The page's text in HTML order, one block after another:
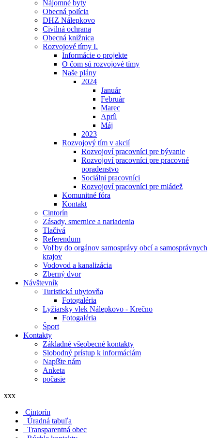
Nájomné byty
Obecná polícia
DHZ Nálepkovo
Civilná ochrana
Obecná knižnica
Rozvojové tímy I.
Informácie o projekte
O čom sú rozvojové tímy
Naše plány
2024
Január
Február
Marec
Apríl
Máj
2023
Rozvojový tím v akcií
Rozvojoví pracovníci pre bývanie
Rozvojoví pracovníci pre pracovné
poradenstvo
Sociálni pracovníci
Rozvojoví pracovníci pre mládež
Komunitné fóra
Kontakt
Cintorín
Zásady, smernice a nariadenia
Tlačivá
Referendum
Voľby do orgánov samosprávy obcí a samosprávnych
krajov
Vodovod a kanalizácia
Zberný dvor
Návštevník
Turistická ubytovňa
Fotogaléria
Lyžiarsky vlek Nálepkovo - Krečno
Fotogaléria
Šport
Kontakty
Základné všeobecné kontakty
Slobodný prístup k informáciám
Napíšte nám
Anketa
počasie
xxx
Cintorín
Úradná tabuľa
Transparentná obec